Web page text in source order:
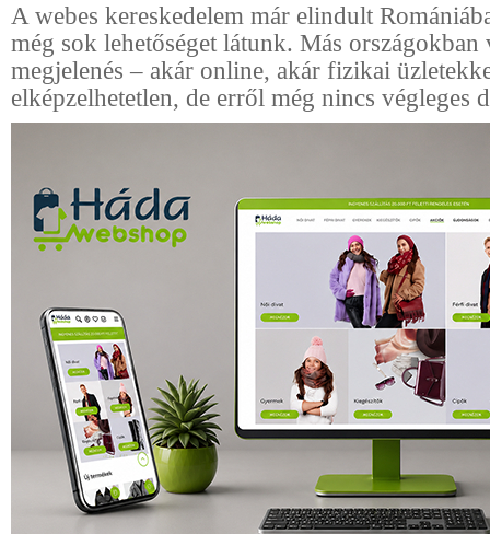
A webes kereskedelem már elindult
még sok lehetőséget látunk. Más országokban
megjelenés – akár online, akár fizikai
elképzelhetetlen, de erről még nincs végleges